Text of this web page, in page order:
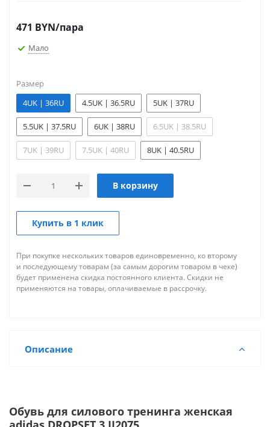
471 BYN/пара
Мало
Размер
4UK | 36RU
4.5UK | 36.5RU 5UK | 37RU
5.5UK | 37.5RU 6UK | 38RU 6.5UK | 38.5RU
7UK | 39RU 7.5UK | 40RU 8UK | 40.5RU
В корзину
Купить в 1 клик
При покупке нескольких товаров единовременно, ко второму
и последующему товарам (за самым дорогим товаром в чеке)
будет применена скидка постоянного клиента. Скидки не
применяются на товары, оплачиваемые в рассрочку.
Описание
Обувь для силового тренинга женская